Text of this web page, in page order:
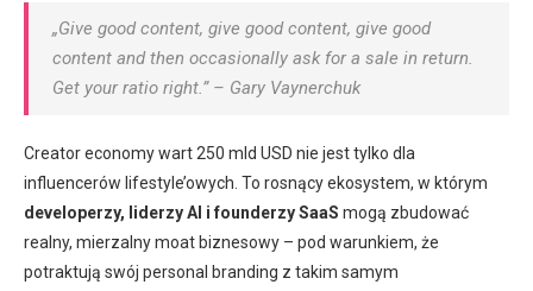
„Give good content, give good content, give good
content and then occasionally ask for a sale in return.
Get your ratio right.” – Gary Vaynerchuk
Creator economy wart 250 mld USD nie jest tylko dla
influencerów lifestyle’owych. To rosnący ekosystem, w którym
developerzy, liderzy AI i founderzy SaaS mogą zbudować
realny, mierzalny moat biznesowy – pod warunkiem, że
potraktują swój personal branding z takim samym